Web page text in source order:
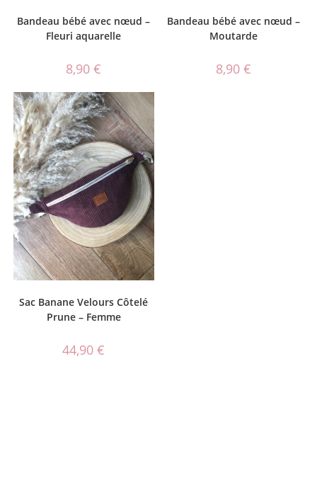
Bandeau bébé avec nœud –
Fleuri aquarelle
8,90€
Bandeau bébé avec nœud –
Moutarde
8,90 €
Sac Banane Velours Côtelé
Prune – Femme
44,90€